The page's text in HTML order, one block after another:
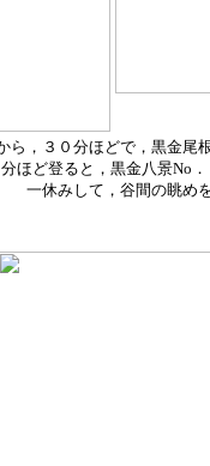
ら，３０分ほどで，黒金尾
ほど登ると，黒金八景No
一休みして，谷間の眺め